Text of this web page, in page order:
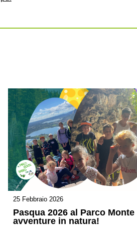
25 Febbraio 2026
Pasqua 2026 al Parco
avventure in natura!